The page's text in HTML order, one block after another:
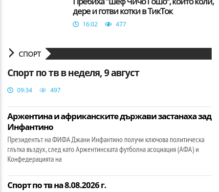
дере и готви котки в ТикТок
16:02 477
СПОРТ
Спорт по тв в неделя, 9 август
09:34 497
Аржентина и африканските държави застанаха зад
Инфантино
Президентът на ФИФА Джани Инфантино получи ключова политическа
глътка въздух, след като Аржентинската футболна асоциация (АФА) и
Конфедерацията на
Спорт по тв на 8.08.2026 г.